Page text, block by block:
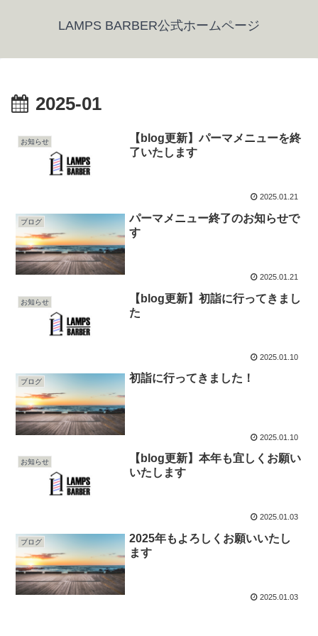
LAMPS BARBER公式ホームページ
2025-01
お知らせ
【blog更新】パーマメニューを終
了いたします
2025.01.21
ブログ
パーマメニュー終了のお知らせで
す
2025.01.21
お知らせ
【blog更新】初詣に行ってきまし
た
2025.01.10
ブログ 初詣に行ってきました！
2025.01.10
お知らせ
【blog更新】本年も宜しくお願い
いたします
2025.01.03
ブログ
2025年もよろしくお願いいたし
ます
2025.01.03